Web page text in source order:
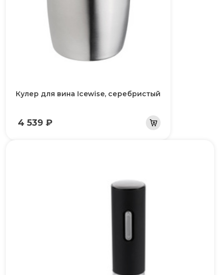
Кулер для вина Icewise, серебристый
4 539 ₽